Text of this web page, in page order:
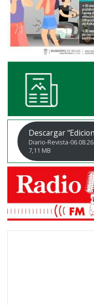
Descargar
Diario-Revista-
7,11 MB